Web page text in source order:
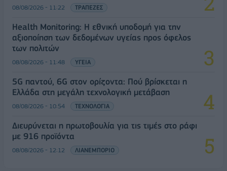
08/08/2026 - 11:22 ΤΡΑΠΕΖΕΣ
Health Monitoring: Η εθνική υποδομή για την
αξιοποίηση των δεδομένων υγείας προς όφελος
των πολιτών
08/08/2026 - 11:48 ΥΓΕΙΑ
5G παντού, 6G στον ορίζοντα: Πού βρίσκεται η
Ελλάδα στη μεγάλη τεχνολογική μετάβαση
08/08/2026 - 10:54 ΤΕΧΝΟΛΟΓΙΑ
Διευρύνεται η πρωτοβουλία για τις τιμές στο ράφι
με 916 προϊόντα
08/08/2026 - 12:12 ΛΙΑΝΕΜΠΟΡΙΟ